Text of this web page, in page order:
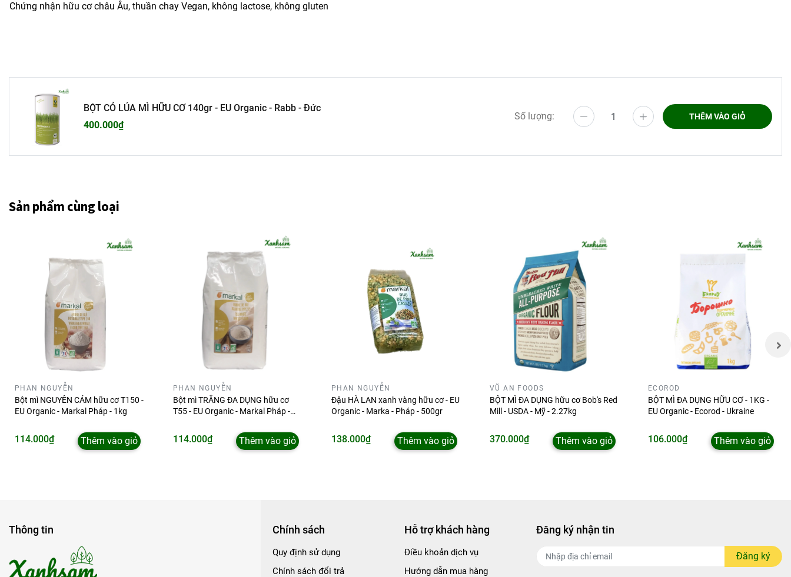
Chứng nhận hữu cơ châu Âu, thuần chay Vegan, không lactose, không gluten
BỘT CỎ LÚA MÌ HỮU CƠ 140gr - EU Organic - Rabb - Đức
400.000₫
Số lượng: THÊM VÀO GIỎ
Sản phẩm cùng loại
PHAN NGUYỄN
Bột mì NGUYÊN CÁM hữu cơ T150 -
EU Organic - Markal Pháp - 1kg
114.000₫ Thêm vào giỏ
PHAN NGUYỄN
Bột mì TRẮNG ĐA DỤNG hữu cơ
T55 - EU Organic - Markal Pháp -
114.000₫ Thêm vào giỏ
PHAN NGUYỄN
Đậu HÀ LAN xanh vàng hữu cơ - EU
Organic - Marka - Pháp - 500gr
138.000₫ Thêm vào giỏ
VŨ AN FOODS
BỘT MÌ ĐA DỤNG hữu cơ Bob's Red
Mill - USDA - Mỹ - 2.27kg
370.000₫ Thêm vào giỏ
ECOROD
BỘT MÌ ĐA DỤNG HỮU CƠ - 1KG -
EU Organic - Ecorod - Ukraine
106.000₫ Thêm vào giỏ
Thông tin Chính sách
Quy định sử dụng
Chính sách đổi trả
Hỗ trợ khách hàng
Điều khoản dịch vụ
Hướng dẫn mua hàng
Đăng ký nhận tin
Đăng ký